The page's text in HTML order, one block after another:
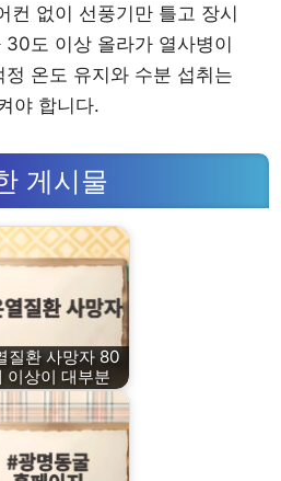
컨 없이 선풍기만 틀고 장시
도 이상 올라가 열사병이
온도 유지와 수분 섭취는
야 합니다.
게시물
질환 사망자 80
이상이 대부분